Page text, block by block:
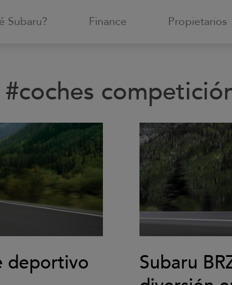
Subaru? Finance Propietarios
#coches
deportivo
Subaru